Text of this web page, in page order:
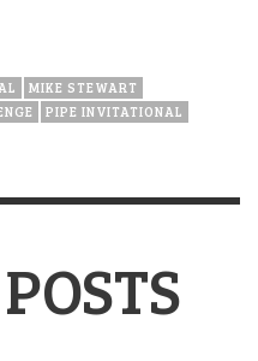
MIKE STEWART
PIPE INVITATIONAL